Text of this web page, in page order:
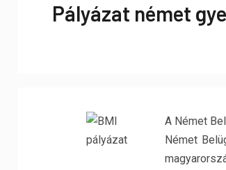
Pályázat német
A Német
Német